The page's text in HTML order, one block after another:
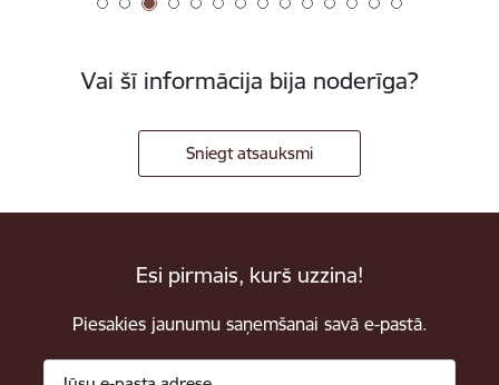
Vai šī informācija bija noderīga?
Sniegt atsauksmi
Esi pirmais, kurš uzzina!
Piesakies jaunumu saņemšanai savā e-pastā.